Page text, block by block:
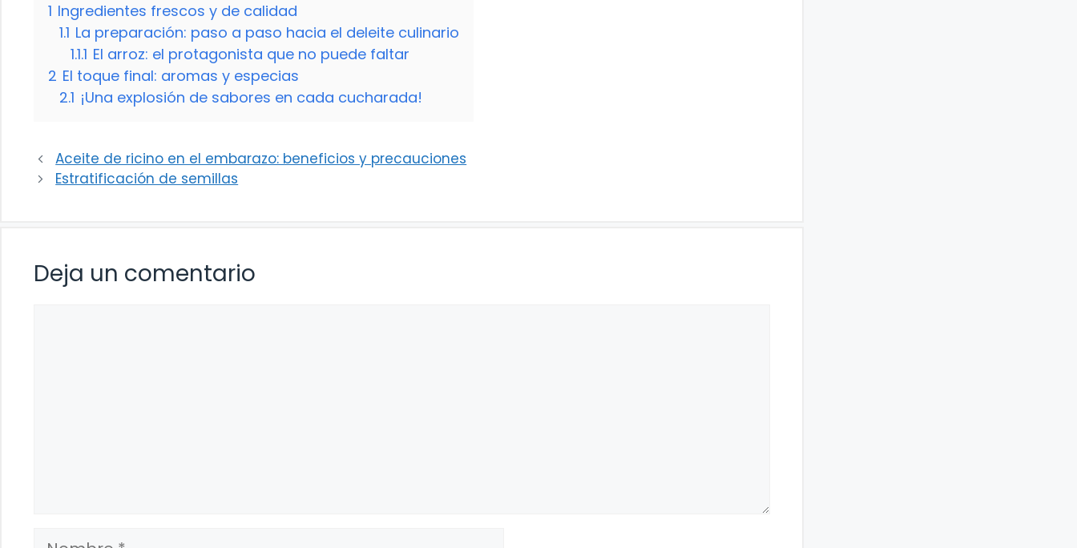
1 Ingredientes frescos y de calidad
1.1 La preparación: paso a paso hacia el deleite culinario
1.1.1 El arroz: el protagonista que no puede faltar
2 El toque final: aromas y especias
2.1 ¡Una explosión de sabores en cada cucharada!
Aceite de ricino en el embarazo: beneficios y precauciones
Estratificación de semillas
Deja un comentario
Nombre